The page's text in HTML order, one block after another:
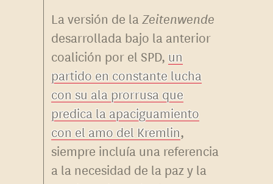
La versión de laZeitenwende
desarrollada bajo la anterior
coalición por el SPD,un
partido en constante lucha
con su ala prorrusa que
predica la apaciguamiento
con el amo del Kremlin,
siempre incluía una referencia
a la necesidad de la paz y la